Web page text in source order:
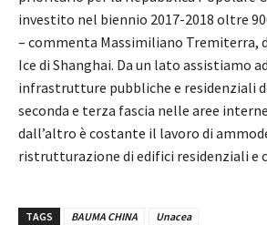
investito nel biennio 2017-2018 oltre
– commenta Massimiliano Tremiterra,
Ice di Shanghai. Da un lato assistiamo
infrastrutture pubbliche e residenziali
seconda e terza fascia nelle aree
dall’altro è costante il lavoro di
ristrutturazione di edifici residenziali e
TAGS BAUMA CHINA Unacea